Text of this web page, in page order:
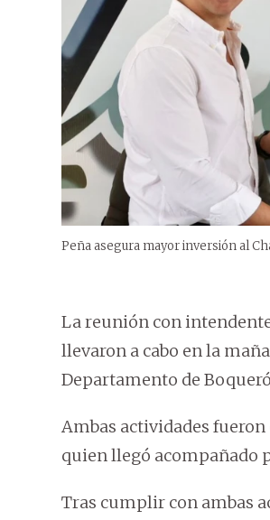
Peña asegura mayor inversión al
La reunión con
llevaron a cabo en la
Departamento de
Ambas actividades fueron
quien llegó acompañado
Tras cumplir con ambas